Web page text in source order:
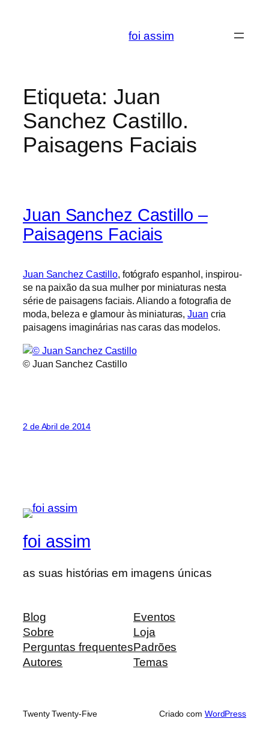
foi assim
Etiqueta: Juan
Sanchez Castillo.
Paisagens Faciais
Juan Sanchez Castillo –
Paisagens Faciais
Juan Sanchez Castillo, fotógrafo espanhol, inspirou-
se na paixão da sua mulher por miniaturas nesta
série de paisagens faciais. Aliando a fotografia de
moda, beleza e glamour às miniaturas,Juan cria
paisagens imaginárias nas caras das modelos.
© Juan Sanchez Castillo
2 de Abril de 2014
foi assim
as suas histórias em imagens únicas
Blog
Sobre
Perguntas frequentes
Autores
Eventos
Loja
Padrões
Temas
Twenty Twenty-Five Criado com WordPress